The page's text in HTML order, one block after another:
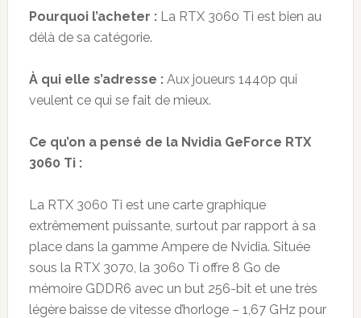
Pourquoi l’acheter : La RTX 3060 Ti est bien au
délà de sa catégorie.
À qui elle s’adresse : Aux joueurs 1440p qui
veulent ce qui se fait de mieux.
Ce qu’on a pensé de la Nvidia GeForce RTX
3060 Ti :
La RTX 3060 Ti est une carte graphique
extrêmement puissante, surtout par rapport à sa
place dans la gamme Ampere de Nvidia. Située
sous la RTX 3070, la 3060 Ti offre 8 Go de
mémoire GDDR6 avec un but 256-bit et une très
légère baisse de vitesse d’horloge – 1,67 GHz pour